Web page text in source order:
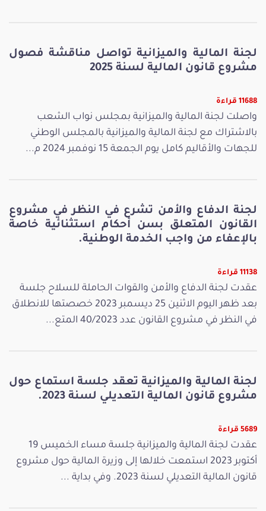
لجنة المالية والميزانية تواصل مناقشة فصول
مشروع قانون المالية لسنة 2025
11688 قراءة
واصلت لجنة المالية والميزانية بمجلس نواب الشعب
بالاشتراك مع لجنة المالية والميزانية بالمجلس الوطني
للجهات والأقاليم كامل يوم الجمعة 15 نوفمبر 2024 م...
لجنة الدفاع والأمن تشرع في النظر في مشروع
القانون المتعلق بسن أحكام استثنائية خاصة
بالإعفاء من واجب الخدمة الوطنية.
11138 قراءة
عقدت لجنة الدفاع والأمن والقوات الحاملة للسلاح جلسة
بعد ظهر اليوم الاثنين 25 ديسمبر 2023 خصصتها للانطلاق
في النظر في مشروع القانون عدد 40/2023 المتع...
لجنة المالية والميزانية تعقد جلسة استماع حول
مشروع قانون المالية التعديلي لسنة 2023.
5689 قراءة
عقدت لجنة المالية والميزانية جلسة مساء الخميس 19
أكتوبر 2023 استمعت خلالها إلى وزيرة المالية حول مشروع
قانون المالية التعديلي لسنة 2023. وفي بداية ...